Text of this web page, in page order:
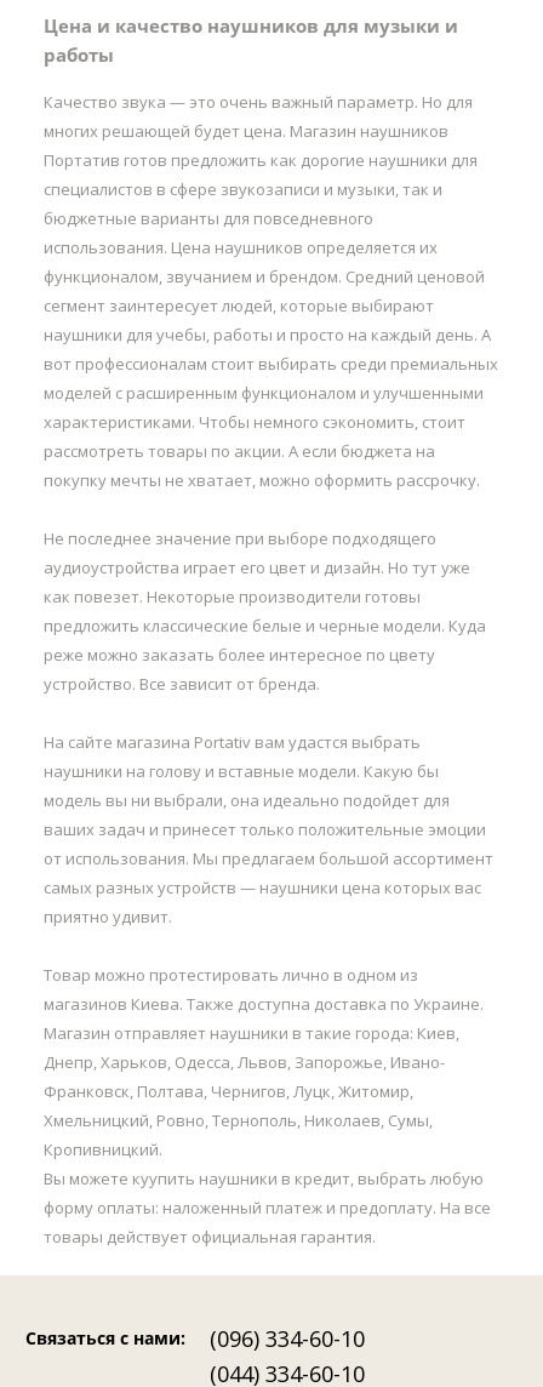
Цена и качество наушников для музыки и
работы
Качество звука — это очень важный параметр. Но для
многих решающей будет цена. Магазин наушников
Портатив готов предложить как дорогие наушники для
специалистов в сфере звукозаписи и музыки, так и
бюджетные варианты для повседневного
использования. Цена наушников определяется их
функционалом, звучанием и брендом. Средний ценовой
сегмент заинтересует людей, которые выбирают
наушники для учебы, работы и просто на каждый день. А
вот профессионалам стоит выбирать среди премиальных
моделей с расширенным функционалом и улучшенными
характеристиками. Чтобы немного сэкономить, стоит
рассмотреть товары по акции. А если бюджета на
покупку мечты не хватает, можно оформить рассрочку.
Не последнее значение при выборе подходящего
аудиоустройства играет его цвет и дизайн. Но тут уже
как повезет. Некоторые производители готовы
предложить классические белые и черные модели. Куда
реже можно заказать более интересное по цвету
устройство. Все зависит от бренда.
На сайте магазина Portativ вам удастся выбрать
наушники на голову и вставные модели. Какую бы
модель вы ни выбрали, она идеально подойдет для
ваших задач и принесет только положительные эмоции
от использования. Мы предлагаем большой ассортимент
самых разных устройств — наушники цена которых вас
приятно удивит.
Товар можно протестировать лично в одном из
магазинов Киева. Также доступна доставка по Украине.
Магазин отправляет наушники в такие города: Киев,
Днепр, Харьков, Одесса, Львов, Запорожье, Ивано-
Франковск, Полтава, Чернигов, Луцк, Житомир,
Хмельницкий, Ровно, Тернополь, Николаев, Сумы,
Кропивницкий.
Вы можете куупить наушники в кредит, выбрать любую
форму оплаты: наложенный платеж и предоплату. На все
товары действует официальная гарантия.
Связаться с нами:
(096) 334-60-10
(044) 334-60-10